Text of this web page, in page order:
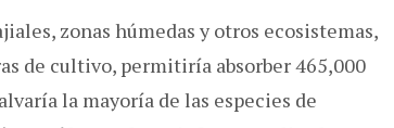
zonas húmedas y otros ecosistemas,
de cultivo, permitiría absorber 465,000
la mayoría de las especies de